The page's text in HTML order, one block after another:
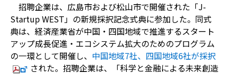
招聘企業は、広島市および松山市で開催された「J-
Startup WEST」の新規採択記念式典に参加した。同式
典は、経済産業省が中国・四国地域で推進するスタート
アップ成長促進・エコシステム拡大のためのプログラム
の一環として開催し、 中国地域7社、四国地域6社が採択
された。招聘企業は、「科学と金融による未来創造